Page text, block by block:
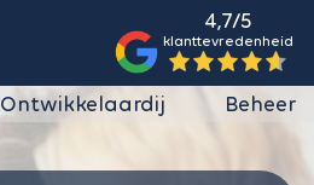
4,7/5
klanttevredenheid
Ontwikkelaardij Beheer